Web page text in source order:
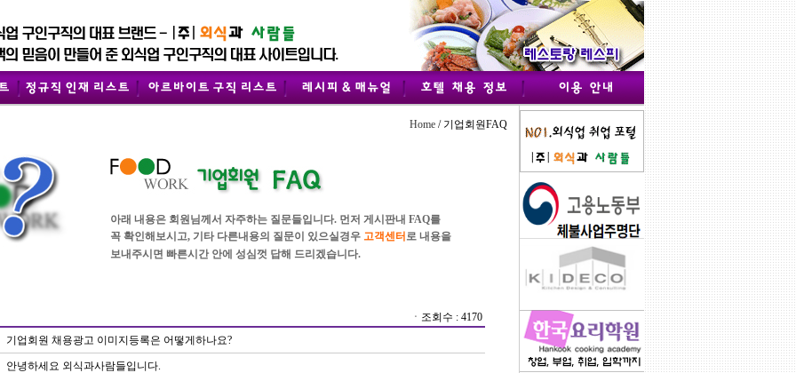
Home / 기업회원FAQ
아래 내용은 회원님께서 자주하는 질문들입니다. 먼저 게시판내 FAQ를
꼭 확인해보시고, 기타 다른내용의 질문이 있으실경우 고객센터 로 내용을
보내주시면 빠른시간 안에 성심껏 답해 드리겠습니다.
ㆍ조회수 : 4170
기업회원 채용광고 이미지등록은 어떻게하나요?
안녕하세요 외식과사람들입니다.